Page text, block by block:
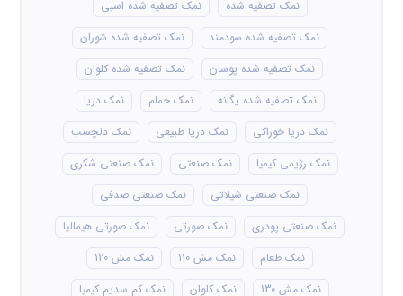
نمک تصفیه شده
نمک تصفیه شده اسبی
نمک تصفیه شده سودمند
نمک تصفیه شده شوران
نمک تصفیه شده پوسان
نمک تصفیه شده کلوان
نمک تصفیه شده یگانه
نمک حمام
نمک دریا
نمک دریا خوراکی
نمک دریا طبیعی
نمک دلچسب
نمک رژیمی کیمیا
نمک صنعتی
نمک صنعتی شکری
نمک صنعتی شیلاتی
نمک صنعتی صدفی
نمک صنعتی پودری
نمک صورتی
نمک صورتی هیمالیا
نمک طعام
نمک مش 110
نمک مش 120
نمک مش 130
نمک کلوان
نمک کم سدیم کیمیا